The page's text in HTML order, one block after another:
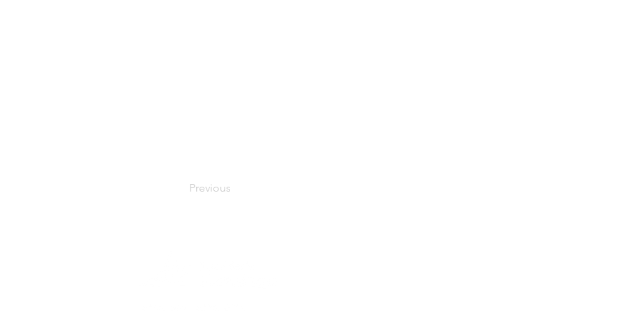
Previous